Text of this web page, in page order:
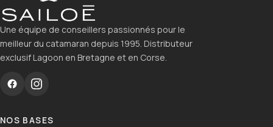
Une équipe de conseillers passionnés pour le
meilleur du catamaran depuis 1995. Distributeur
exclusif Lagoon en Bretagne et en Corse.
NOS BASES